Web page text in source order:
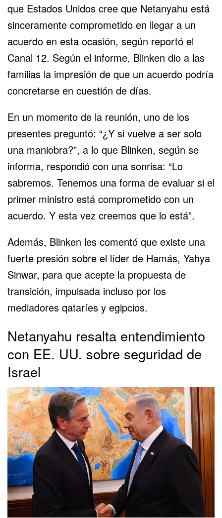
que Estados Unidos cree que Netanyahu está
sinceramente comprometido en llegar a un
acuerdo en esta ocasión, según reportó el
Canal 12. Según el informe, Blinken dio a las
familias la impresión de que un acuerdo podría
concretarse en cuestión de días.
En un momento de la reunión, uno de los
presentes preguntó: “¿Y si vuelve a ser solo
una maniobra?”, a lo que Blinken, según se
informa, respondió con una sonrisa: “Lo
sabremos. Tenemos una forma de evaluar si el
primer ministro está comprometido con un
acuerdo. Y esta vez creemos que lo está”.
Además, Blinken les comentó que existe una
fuerte presión sobre el líder de Hamás, Yahya
Sinwar, para que acepte la propuesta de
transición, impulsada incluso por los
mediadores qataríes y egipcios.
Netanyahu resalta entendimiento
con EE. UU. sobre seguridad de
Israel